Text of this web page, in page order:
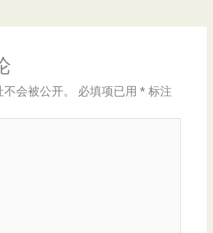
会被公开。 必填项已用 * 标注